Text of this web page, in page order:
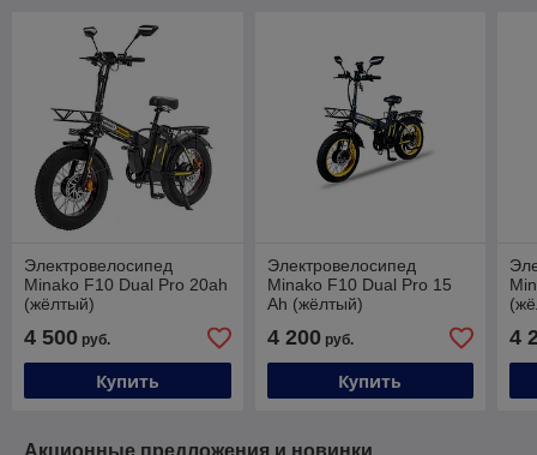
Электровелосипед
Minako F10 Dual Pro 20ah
(жёлтый)
4 500 руб.
Купить
Электровелосипед
Minako F10 Dual Pro 15
Ah (жёлтый)
4 200руб.
Купить
4